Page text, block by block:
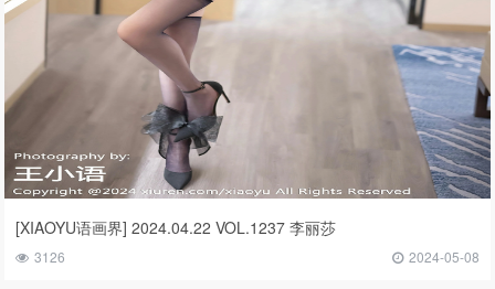
[XIAOYU语画界] 2024.04.22 VOL.1237 李丽莎
3126 2024-05-08